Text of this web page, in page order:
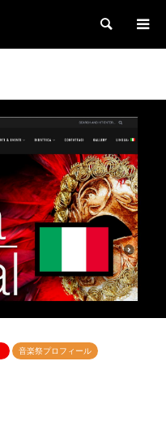
検索
音楽祭プロフィール